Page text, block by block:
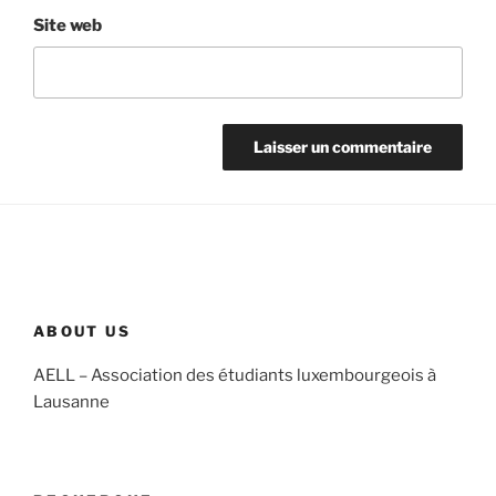
Site web
ABOUT US
AELL – Association des étudiants luxembourgeois à
Lausanne